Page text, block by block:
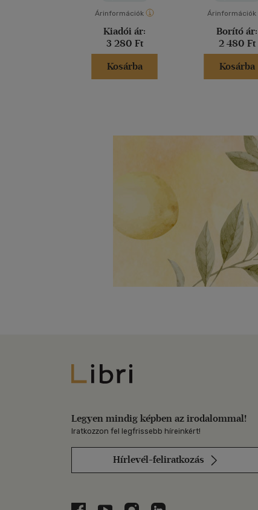
Árinformációk
Kiadói ár:
3 280 Ft
Kosárba
Árinformációk
Borító ár:
2 480 Ft
Kosárba
Libri
Legyen mindig képben az irodalommal!
Iratkozzon fel legfrissebb híreinkért!
Hírlevél-feliratkozás